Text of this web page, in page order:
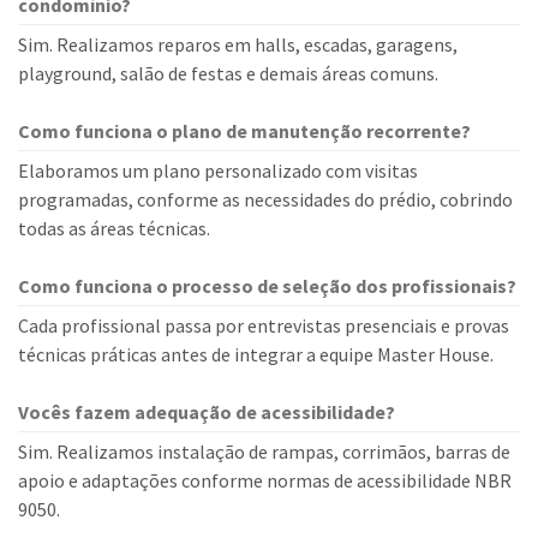
condomínio?
Sim. Realizamos reparos em halls, escadas, garagens,
playground, salão de festas e demais áreas comuns.
Como funciona o plano de manutenção recorrente?
Elaboramos um plano personalizado com visitas
programadas, conforme as necessidades do prédio, cobrindo
todas as áreas técnicas.
Como funciona o processo de seleção dos profissionais?
Cada profissional passa por entrevistas presenciais e provas
técnicas práticas antes de integrar a equipe Master House.
Vocês fazem adequação de acessibilidade?
Sim. Realizamos instalação de rampas, corrimãos, barras de
apoio e adaptações conforme normas de acessibilidade NBR
9050.